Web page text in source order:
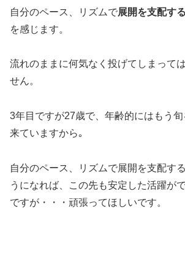
自分のペース、リズムで展開を支配す
を感じます。
流れのままに何気なく投げてしまって
せん。
3年目ですが27歳で、年齢的にはもう
来ていますから｡
自分のペース、リズムで展開を支配す
うになれば、この先も安定した活躍が
ですが・・・頑張ってほしいです。